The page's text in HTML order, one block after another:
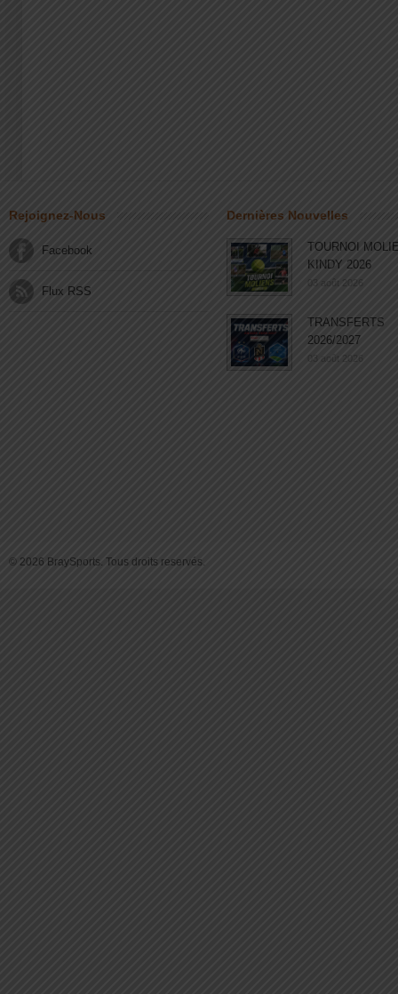
Rejoignez-Nous
Facebook
Flux RSS
Dernières Nouvelles
TOURNOI
KINDY 2026
03 août 2026
TRANSFERTS
2026/2027
03 août 2026
© 2026 BraySports. Tous droits reservés.